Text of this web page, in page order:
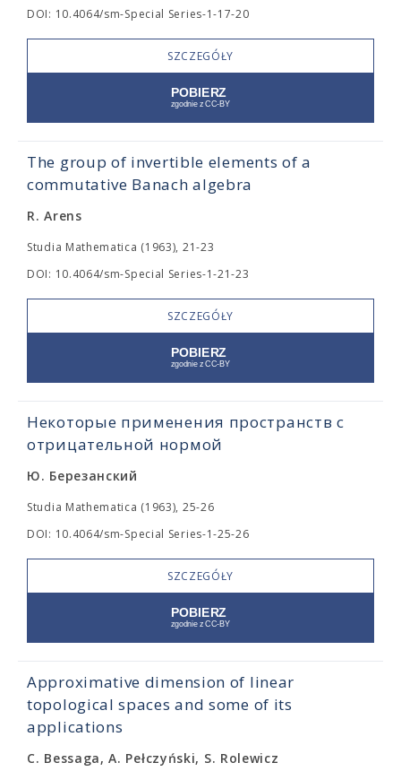
DOI: 10.4064/sm-Special Series-1-17-20
SZCZEGÓŁY
The group of invertible elements of a
commutative Banach algebra
R. Arens
Studia Mathematica (1963), 21-23
DOI: 10.4064/sm-Special Series-1-21-23
SZCZEGÓŁY
Некоторые применения пространств с
отрицательной нормой
Ю. Березанский
Studia Mathematica (1963), 25-26
DOI: 10.4064/sm-Special Series-1-25-26
SZCZEGÓŁY
Approximative dimension of linear
topological spaces and some of its
applications
C. Bessaga, A. Pełczyński, S. Rolewicz